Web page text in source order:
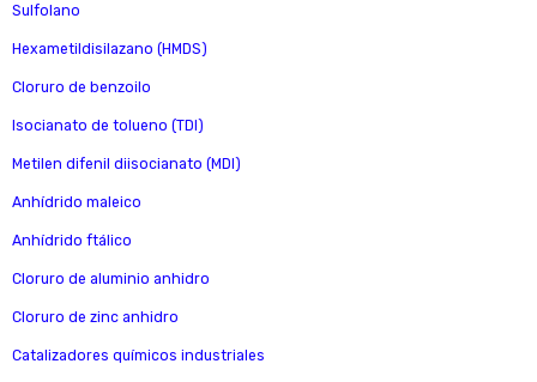
Sulfolano
Hexametildisilazano (HMDS)
Cloruro de benzoilo
Isocianato de tolueno (TDI)
Metilen difenil diisocianato (MDI)
Anhídrido maleico
Anhídrido ftálico
Cloruro de aluminio anhidro
Cloruro de zinc anhidro
Catalizadores químicos industriales